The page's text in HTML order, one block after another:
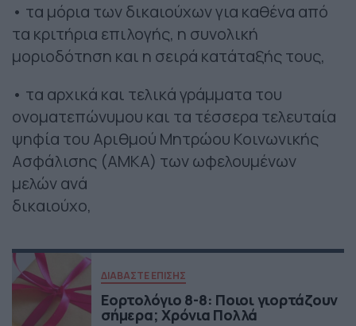
• τα μόρια των δικαιούχων για καθένα από
τα κριτήρια επιλογής, η συνολική
μοριοδότηση και η σειρά κατάταξής τους,
• τα αρχικά και τελικά γράμματα του
ονοματεπώνυμου και τα τέσσερα τελευταία
ψηφία του Αριθμού Μητρώου Κοινωνικής
Ασφάλισης (ΑΜΚΑ) των ωφελουμένων
μελών ανά
δικαιούχο,
ΔΙΑΒΑΣΤΕ ΕΠΙΣΗΣ
Εορτολόγιο 8-8: Ποιοι γιορτάζουν
σήμερα; Χρόνια Πολλά